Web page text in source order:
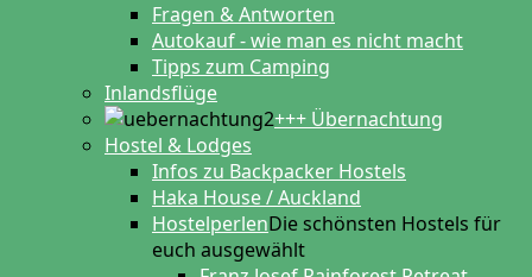
Fragen & Antworten
Autokauf - wie man es nicht macht
Tipps zum Camping
Inlandsflüge
+++ Übernachtung
Hostel & Lodges
Infos zu Backpacker Hostels
Haka House / Auckland
HostelperlenDie schönsten Hostels für
euch ausgewählt